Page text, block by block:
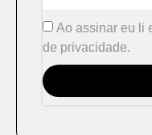
Ao assinar eu li
de privacidade.